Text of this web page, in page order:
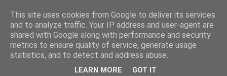
Oh. Jah. Muidugi.
This site uses cookies from Google to deliver its services
and to analyze traffic. Your IP address and user-agent are
shared with Google along with performance and security
metrics to ensure quality of service, generate usage
statistics, and to detect and address abuse.
LEARN MORE GOT IT